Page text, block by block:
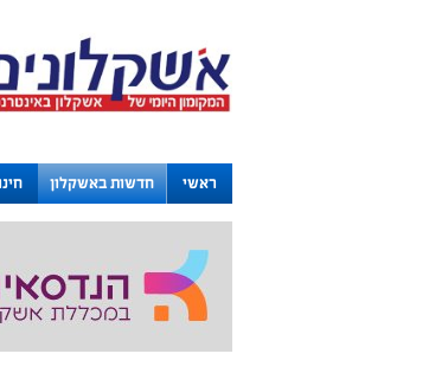
ראשי חדשות באשקלון
לוחות